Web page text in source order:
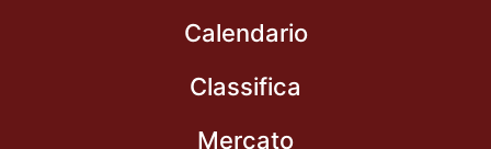
Calendario
Classifica
Mercato